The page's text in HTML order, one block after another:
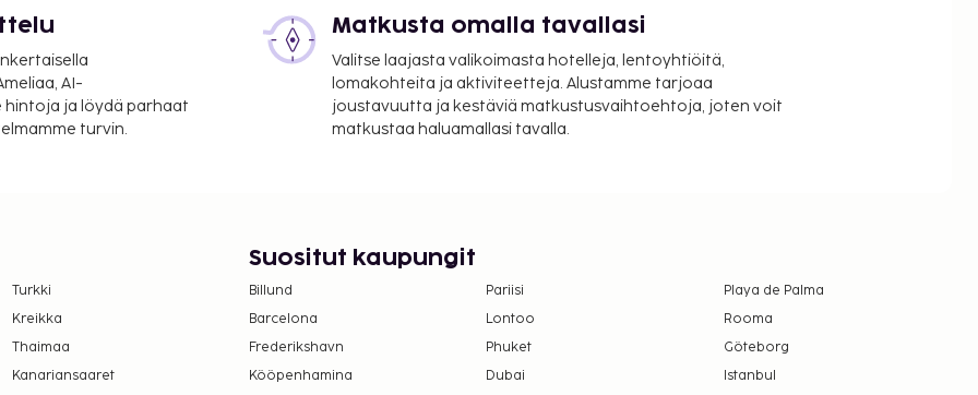
maksut.
yö korkeintaan 14
suuntaan
AI-
ja löydä parhaat
turvin.
Matkusta omalla tavallasi
Valitse laajasta valikoimasta hotelleja, lentoyhtiöitä,
lomakohteita ja aktiviteetteja. Alustamme tarjoaa
joustavuutta ja kestäviä matkustusvaihtoehtoja, joten voit
matkustaa haluamallasi tavalla.
Turkki
Kreikka
Thaimaa
Kanariansaaret
Suositut kaupungit
Billund Pariisi
Playa de Palma
Barcelona
Lontoo
Rooma
Frederikshavn
Phuket
Göteborg
Kööpenhamina
Dubai
Istanbul